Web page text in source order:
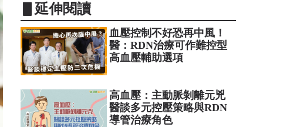
▋延伸閱讀
血壓控制不好恐再中風！
醫：RDN治療可作難控型
高血壓輔助選項
高血壓：主動脈剝離元兇
醫談多元控壓策略與RDN
導管治療角色